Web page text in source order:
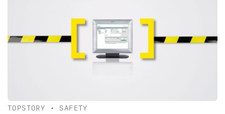
TOPSTORY • SAFETY